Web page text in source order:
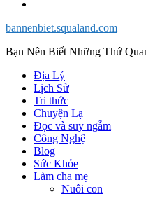
bannenbiet.squaland.com
Bạn Nên Biết Những Thứ
Địa Lý
Lịch Sử
Tri thức
Chuyện Lạ
Đọc và suy ngẫm
Công Nghệ
Blog
Sức Khỏe
Làm cha mẹ
Nuôi con